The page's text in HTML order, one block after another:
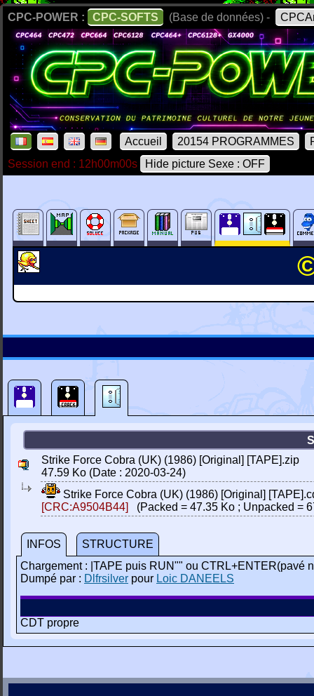
CPC-POWER : CPC-SOFTS (Base de données) -
Accueil 20154 PROGRAMMES
Session end : 12h00m00s
Hide picture Sexe : OFF
Strike Force Cobra (UK) (1986) [Original] [TAPE].zip
47.59 Ko (Date : 2020-03-24)
Strike Force Cobra (UK) (1986) [Original]
[CRC:A9504B44]
(Packed = 47.35 Ko ; Unpacked =
INFOS
STRUCTURE
Chargement : |TAPE puis RUN"" ou CTRL+ENTER(pavé
Dumpé par : Dlfrsilver pour Loic DANEELS
CDT propre